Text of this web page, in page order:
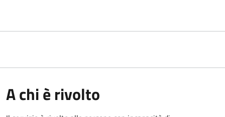
A chi è rivolto